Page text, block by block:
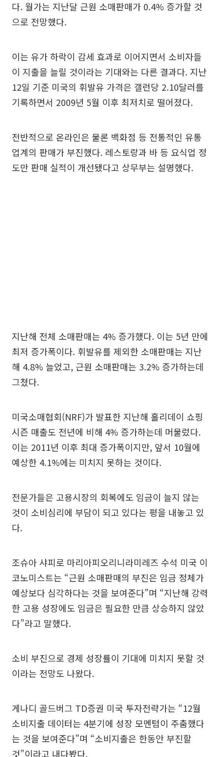
다. 월가는 지난달 근원 소매판매가 0.4% 증가할 것
으로 전망했다.
이는 유가 하락이 감세 효과로 이어지면서 소비자들
이 지출을 늘릴 것이라는 기대와는 다른 결과다. 지난
12일 기준 미국의 휘발유 가격은 갤런당 2.10달러를
기록하면서 2009년 5월 이후 최저치로 떨어졌다.
전반적으로 온라인은 물론 백화점 등 전통적인 유통
업계의 판매가 부진했다. 레스토랑과 바 등 요식업 정
도만 판매 실적이 개선됐다고 상무부는 설명했다.
지난해 전체 소매판매는 4% 증가했다. 이는 5년 만에
최저 증가폭이다. 휘발유를 제외한 소매판매는 지난
해 4.8% 늘었고, 근원 소매판매는 3.2% 증가하는데
그쳤다.
미국소매협회(NRF)가 발표한 지난해 홀리데이 쇼핑
시즌 매출도 전년에 비해 4% 증가하는데 머물렀다.
이는 2011년 이후 최대 증가폭이지만, 앞서 10월에
예상한 4.1%에는 미치지 못하는 것이다.
전문가들은 고용시장의 회복에도 임금이 늘지 않는
것이 소비심리에 부담이 되고 있다는 평을 내놓고 있
다.
조슈아 샤피로 마리아피오리니라미레즈 수석 미국 이
코노미스트는 “근원 소매판매의 부진은 임금 정체가
예상보다 심각하다는 것을 보여준다”며 “지난해 강력
한 고용 성장에도 임금은 필요한 만큼 상승하지 않았
다”라고 말했다.
소비 부진으로 경제 성장률이 기대에 미치지 못할 것
이라는 전망도 나왔다.
게나디 골드버그 TD증권 미국 투자전략가는 “12월
소비지출 데이터는 4분기에 성장 모멘텀이 주춤했다
는 것을 보여준다”며 “소비지출은 한동안 부진할
것”이라고 내다봤다.